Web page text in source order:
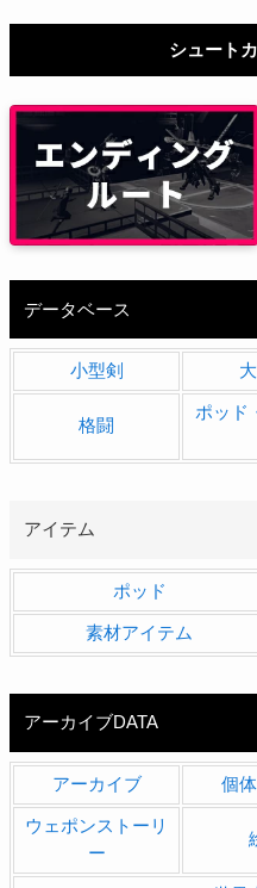
シュート
データベース
小型剣
格闘
ポッド
アイテム
ポッド
素材アイテム
アーカイブDATA
アーカイブ 個
ウェポンストーリ
ー